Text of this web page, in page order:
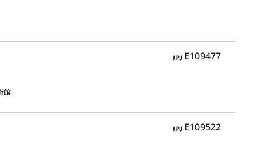
APJ
E109477
館
APJ
E109522